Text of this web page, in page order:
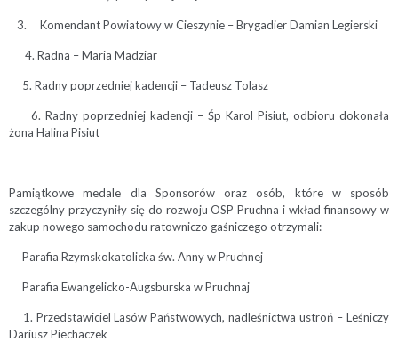
Komendant Powiatowy w Cieszynie – Brygadier Damian Legierski
4. Radna – Maria Madziar
5. Radny poprzedniej kadencji – Tadeusz Tolasz
6. Radny poprzedniej kadencji – Śp Karol Pisiut, odbioru dokonała
żona Halina Pisiut
Pamiątkowe medale dla Sponsorów oraz osób, które w sposób
szczególny przyczyniły się do rozwoju OSP Pruchna i wkład finansowy w
zakup nowego samochodu ratowniczo gaśniczego otrzymali:
Parafia Rzymskokatolicka św. Anny w Pruchnej
Parafia Ewangelicko-Augsburska w Pruchnaj
1. Przedstawiciel Lasów Państwowych, nadleśnictwa ustroń – Leśniczy
Dariusz Piechaczek